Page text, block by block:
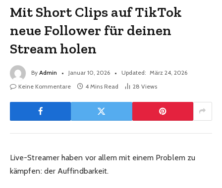
Mit Short Clips auf TikTok
neue Follower für deinen
Stream holen
By Admin Januar 10, 2026 Updated: März 24, 2026
Keine Kommentare
4 Mins Read 28 Views
Live-Streamer haben vor allem mit einem Problem zu
kämpfen: der Auffindbarkeit.